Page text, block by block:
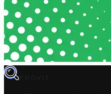
TROVIT